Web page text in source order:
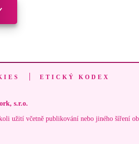
ETICKÝ KODEX
s.r.o.
užití včetně publikování nebo jiného šíření